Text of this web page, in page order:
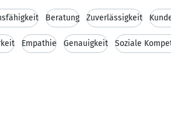
Beratung Zuverlässigkeit
Empathie Genauigkeit Soziale